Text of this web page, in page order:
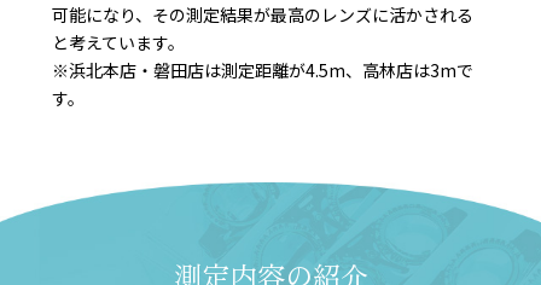
可能になり、その測定結果が最高のレンズに活かされる
と考えています。
※浜北本店・磐田店は測定距離が4.5m、高林店は3mで
す。
測定内容の紹介